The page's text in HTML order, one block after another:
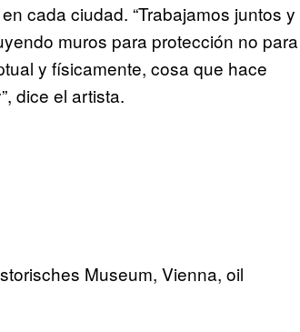
cada ciudad. “Trabajamos juntos y
muros para protección no para
y físicamente, cosa que hace
dice el artista.
Museum, Vienna, oil